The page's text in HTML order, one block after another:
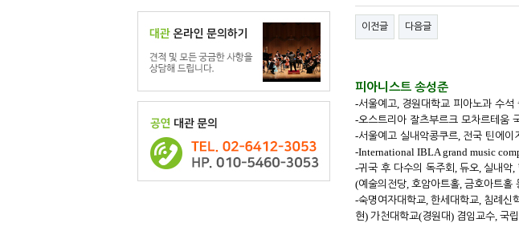
이전글 다음글
피아니스트 송성준
-서울예고, 경원대학교 피아노과 수석
-오스트리아 잘츠부르크 모차르테움
-서울예고 실내악콩쿠르, 전국 틴에이
-International IBLA grand music
-귀국 후 다수의 독주회 , 듀오, 실내악,
(예술의전당, 호암아트홀, 금호아트홀
-숙명여자대학교, 한세대학교, 침례신
현) 가천대학교(경원대) 겸임교수, 국